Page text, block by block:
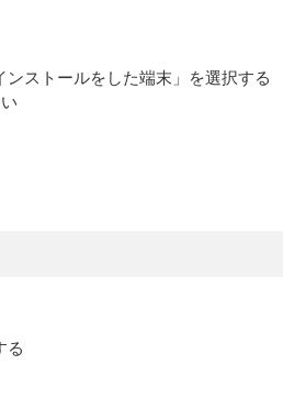
ンストールをした端末」を選択する
る